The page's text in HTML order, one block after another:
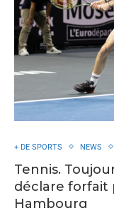
+ DE SPORTS NEWS
Tennis.
déclare forfait
Hambourg